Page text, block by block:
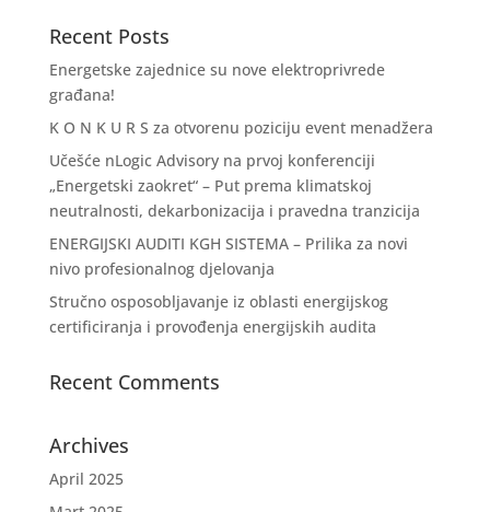
Recent Posts
Energetske zajednice su nove elektroprivrede
građana!
K O N K U R S za otvorenu poziciju event menadžera
Učešće nLogic Advisory na prvoj konferenciji
„Energetski zaokret“ – Put prema klimatskoj
neutralnosti, dekarbonizacija i pravedna tranzicija
ENERGIJSKI AUDITI KGH SISTEMA – Prilika za novi
nivo profesionalnog djelovanja
Stručno osposobljavanje iz oblasti energijskog
certificiranja i provođenja energijskih audita
Recent Comments
Archives
April 2025